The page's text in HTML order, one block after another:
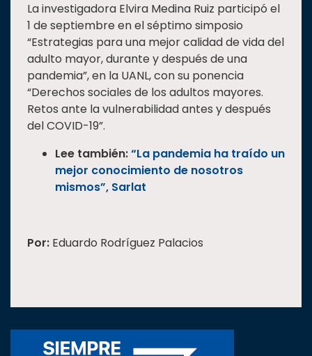
La investigadora Elvira Medina Ruiz participó el
1 de septiembre en el séptimo simposio
“Estrategias para una mejor calidad de vida del
adulto mayor, durante y después de una
pandemia”, en la UANL, con su ponencia
“Derechos sociales de los adultos mayores.
Retos ante la vulnerabilidad antes y después
del COVID-19”.
Lee también:“La pandemia ha traído un
mejor conocimiento de nosotros
mismos”, Sarlat
Por: Eduardo Rodríguez Palacios